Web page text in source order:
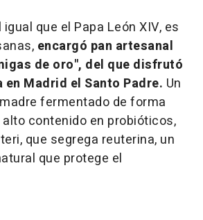
igual que el Papa León XIV, es
encargó pan artesanal
de oro", del que disfrutó
Madrid el Santo Padre. Un
fermentado de forma
contenido en probióticos,
que segrega reuterina, un
que protege el